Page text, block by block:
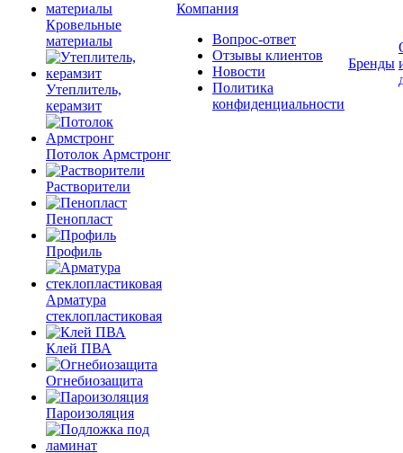
Кровельные
материалы
Утеплитель,
керамзит
Потолок Армстронг
Растворители
Пенопласт
Профиль
Арматура
стеклопластиковая
Клей ПВА
Огнебиозащита
Пароизоляция
Компания
Вопрос-ответ
Отзывы клиентов
Новости
Политика
конфиденциальности
Бренды